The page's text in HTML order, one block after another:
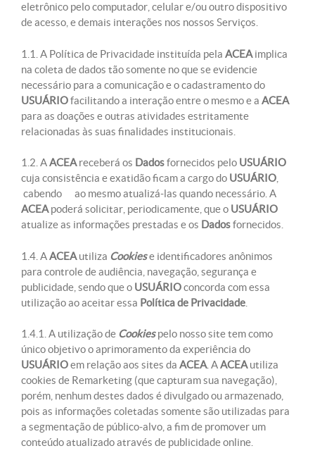
eletrônico pelo computador, celular e/ou outro dispositivo
de acesso, e demais interações nos nossos Serviços.
1.1. A Política de Privacidade instituída pela ACEAimplica
na coleta de dados tão somente no que se evidencie
necessário para a comunicação e o cadastramento do
USUÁRIOfacilitando a interação entre o mesmo e a ACEA
para as doações e outras atividades estritamente
relacionadas às suas finalidades institucionais.
1.2. AACEAreceberá os Dadosfornecidos pelo USUÁRIO
cuja consistência e exatidão ficam a cargo do USUÁRIO
cabendo ao mesmo atualizá-las quando necessário. A
ACEApoderá solicitar, periodicamente, que o USUÁRIO
atualize as informações prestadas e os Dadosfornecidos.
1.4. AACEAutiliza Cookiese identificadores anônimos
para controle de audiência, navegação, segurança e
publicidade, sendo que o USUÁRIOconcorda com essa
utilização ao aceitar essa Política de Privacidade
1.4.1. A utilização de Cookiespelo nosso site tem como
único objetivo o aprimoramento da experiência do
USUÁRIOem relação aos sites da ACEA. AACEAutiliza
cookies de Remarketing (que capturam sua navegação),
porém, nenhum destes dados é divulgado ou armazenado,
pois as informações coletadas somente são utilizadas para
a segmentação de público-alvo, a fim de promover um
conteúdo atualizado através de publicidade online.